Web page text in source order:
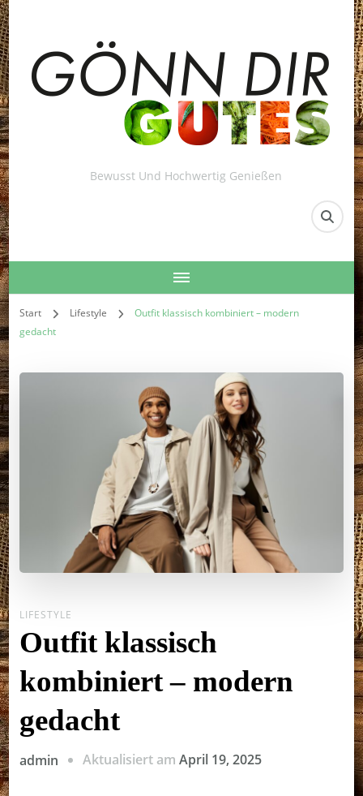
Bewusst Und Hochwertig Genießen
Start Lifestyle
Outfit klassisch kombiniert – modern
gedacht
LIFESTYLE
Outfit klassisch
kombiniert – modern
gedacht
admin Aktualisiert am April 19, 2025